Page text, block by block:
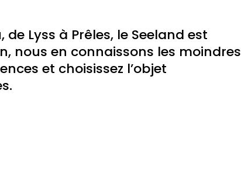
Lyss à Prêles, le Seeland est
nous en connaissons les moindres
et choisissez l’objet